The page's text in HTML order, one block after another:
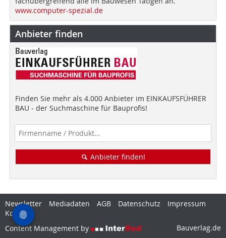
www.computer-spezial.de
Anbieter finden
Finden Sie mehr als 4.000 Anbieter im EINKAUFSFÜHRER
BAU - der Suchmaschine für Bauprofis!
Anbieter finden!
Newsletter Mediadaten AGB Datenschutz
Impressum
Kontakt
Content Management by
Bauverlag.de